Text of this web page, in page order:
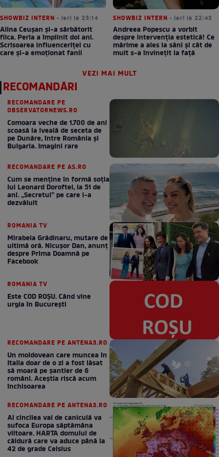
SHOWBIZ INTERN • ieri la 23:14
Alina Ceușan și-a sărbătorit
fiica. Perla a împlinit doi ani.
Scrisoarea influenceriței cu
care și-a emoționat fanii
SHOWBIZ INTERN • ieri la 22:43
Andreea Popescu a vorbit
despre intervenția estetică! Ce
mărime a ales la sâni și cât de
mult s-a învinețit la față
VEZI MAI MULT
RECOMANDĂRI
RECOMANDARE PE
OBSERVATORNEWS.RO
Comoara veche de 1.700 de ani
scoasă la iveală de seceta de
pe Dunăre, între România şi
Bulgaria. Imagini rare
RECOMANDARE PE AS.RO
Cum se menţine în formă soţia
lui Leonard Doroftei, la 51 de
ani. „Secretul” pe care l-a
dezvăluit
ROMANIA TV
Mirabela Grădinaru, mutare de
ultimă oră. Nicuşor Dan, anunţ
despre Prima Doamnă pe
Facebook
ROMANIA TV
Este COD ROŞU. Când vine
urgia în Bucureşti
RECOMANDARE PE ANTENA3.RO
Un moldovean care muncea în
Italia doar de o zi a fost lăsat
să moară pe şantier de 6
români. Aceștia riscă acum
închisoarea
RECOMANDARE PE ANTENA3.RO
Al cincilea val de caniculă va
sufoca Europa săptămâna
viitoare. HARTA domului de
căldură care va aduce până la
42 de grade Celsius